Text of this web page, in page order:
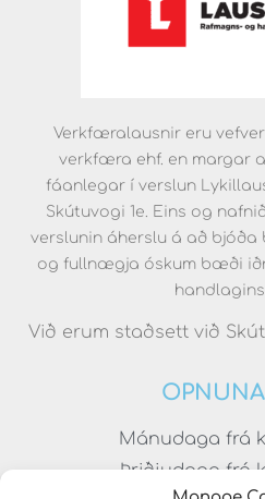
Verkfæralausnir eru
verkfæra ehf. en margar
fáanlegar í verslun
Skútuvogi 1e. Eins og
verslunin áherslu á að
og fullnægja óskum bæði
Við erum staðsett við
Mánudaga frá
Þriðjudaga frá